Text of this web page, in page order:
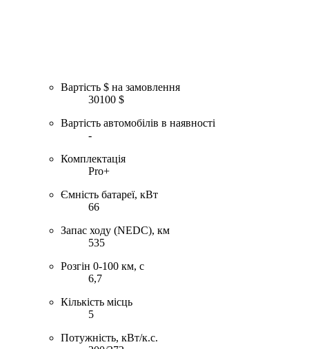
Вартість $ на замовлення
30100 $
Вартість автомобілів в наявності
-
Комплектація
Pro+
Ємність батареї, кВт
66
Запас ходу (NEDC), км
535
Розгін 0-100 км, с
6,7
Кількість місць
5
Потужність, кВт/к.с.